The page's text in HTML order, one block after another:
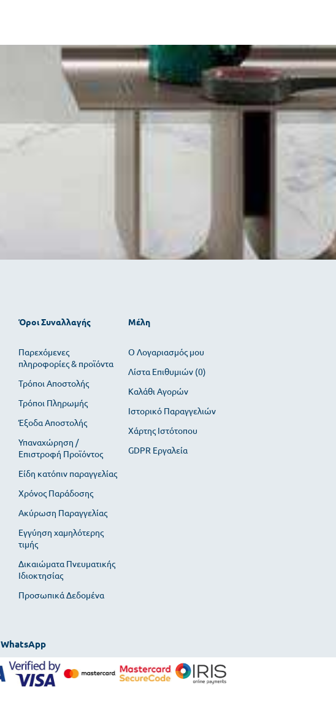
Όροι Συναλλαγής
Παρεχόμενες
πληροφορίες & προϊόντα
Τρόποι Αποστολής
Τρόποι Πληρωμής
Έξοδα Αποστολής
Υπαναχώρηση /
Επιστροφή Προϊόντος
Είδη κατόπιν παραγγελίας
Χρόνος Παράδοσης
Ακύρωση Παραγγελίας
Εγγύηση χαμηλότερης
τιμής
Δικαιώματα Πνευματικής
Ιδιοκτησίας
Προσωπικά Δεδομένα
Μέλη
O Λογαριασμός μου
Λίστα Επιθυμιών (0)
Καλάθι Αγορών
Ιστορικό Παραγγελιών
Χάρτης Ιστότοπου
GDPR Εργαλεία
WhatsApp